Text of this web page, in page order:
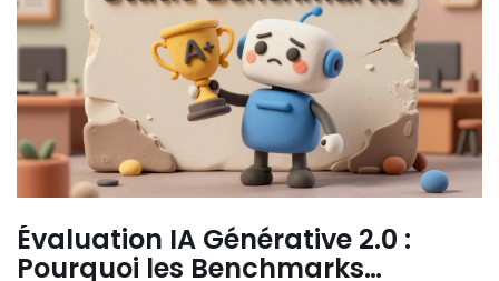
Évaluation IA Générative 2.0 :
Pourquoi les Benchmarks